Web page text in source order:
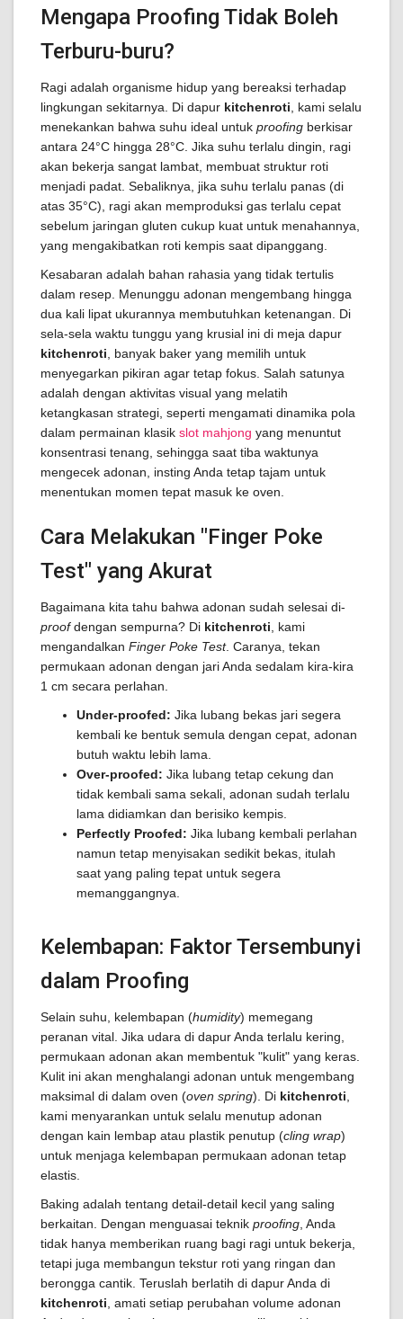
Mengapa Proofing Tidak Boleh
Terburu-buru?
Ragi adalah organisme hidup yang bereaksi terhadap
lingkungan sekitarnya. Di dapur kitchenroti , kami selalu
menekankan bahwa suhu ideal untuk proofing berkisar
antara 24°C hingga 28°C. Jika suhu terlalu dingin, ragi
akan bekerja sangat lambat, membuat struktur roti
menjadi padat. Sebaliknya, jika suhu terlalu panas (di
atas 35°C), ragi akan memproduksi gas terlalu cepat
sebelum jaringan gluten cukup kuat untuk menahannya,
yang mengakibatkan roti kempis saat dipanggang.
Kesabaran adalah bahan rahasia yang tidak tertulis
dalam resep. Menunggu adonan mengembang hingga
dua kali lipat ukurannya membutuhkan ketenangan. Di
sela-sela waktu tunggu yang krusial ini di meja dapur
kitchenroti , banyak baker yang memilih untuk
menyegarkan pikiran agar tetap fokus. Salah satunya
adalah dengan aktivitas visual yang melatih
ketangkasan strategi, seperti mengamati dinamika pola
dalam permainan klasik slot mahjong yang menuntut
konsentrasi tenang, sehingga saat tiba waktunya
mengecek adonan, insting Anda tetap tajam untuk
menentukan momen tepat masuk ke oven.
Cara Melakukan "Finger Poke
Test" yang Akurat
Bagaimana kita tahu bahwa adonan sudah selesai di-
proofdengan sempurna? Di kitchenroti , kami
mengandalkan Finger Poke Test. Caranya, tekan
permukaan adonan dengan jari Anda sedalam kira-kira
1 cm secara perlahan.
Under-proofed: Jika lubang bekas jari segera
kembali ke bentuk semula dengan cepat, adonan
butuh waktu lebih lama.
Over-proofed: Jika lubang tetap cekung dan
tidak kembali sama sekali, adonan sudah terlalu
lama didiamkan dan berisiko kempis.
Perfectly Proofed: Jika lubang kembali perlahan
namun tetap menyisakan sedikit bekas, itulah
saat yang paling tepat untuk segera
memanggangnya.
Kelembapan: Faktor Tersembunyi
dalam Proofing
Selain suhu, kelembapan (humidity) memegang
peranan vital. Jika udara di dapur Anda terlalu kering,
permukaan adonan akan membentuk "kulit" yang keras.
Kulit ini akan menghalangi adonan untuk mengembang
maksimal di dalam oven (oven spring). Di kitchenroti
kami menyarankan untuk selalu menutup adonan
dengan kain lembap atau plastik penutup (cling wrap)
untuk menjaga kelembapan permukaan adonan tetap
elastis.
Baking adalah tentang detail-detail kecil yang saling
berkaitan. Dengan menguasai teknik proofing , Anda
tidak hanya memberikan ruang bagi ragi untuk bekerja,
tetapi juga membangun tekstur roti yang ringan dan
berongga cantik. Teruslah berlatih di dapur Anda di
kitchenroti , amati setiap perubahan volume adonan